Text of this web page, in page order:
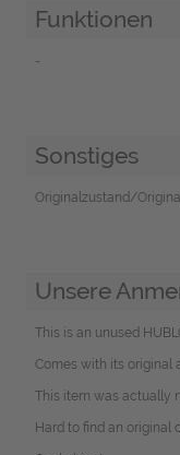
Funktionen
-
Sonstiges
Originalzustand/
Unsere
This is an unused
Comes with its original
This item was actually
Hard to find an original